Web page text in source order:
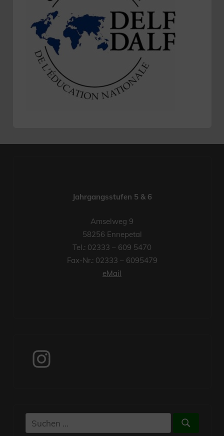
Jahrgangsstufen 5 & 6
Amselweg 9
58256 Ennepetal
Tel.: 02333 – 609 5470
Fax-Nr.: 02333 – 6095479
eMail
Instagram
Suchen
nach:
Suchen